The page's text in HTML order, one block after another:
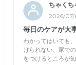
ちゃくち
2026/
毎日のケアが大
わかってはいても
けられない、家で
をつけるところが